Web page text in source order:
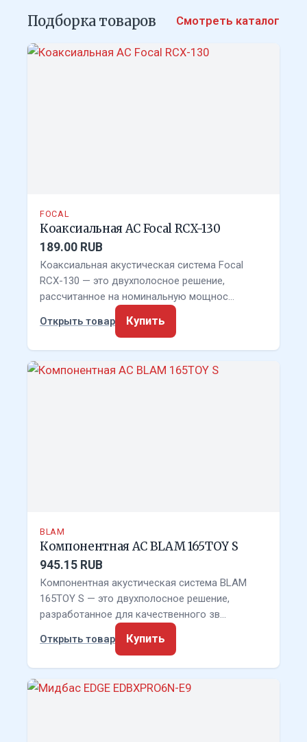
Подборка товаров Смотреть каталог
FOCAL
Коаксиальная АС Focal RCX-130
189.00 RUB
Коаксиальная акустическая система Focal
RCX-130 — это двухполосное решение,
рассчитанное на номинальную мощнос…
Открыть товар
Купить
BLAM
Компонентная АС BLAM 165TOY S
945.15 RUB
Компонентная акустическая система BLAM
165TOY S — это двухполосное решение,
разработанное для качественного зв…
Открыть товар
Купить